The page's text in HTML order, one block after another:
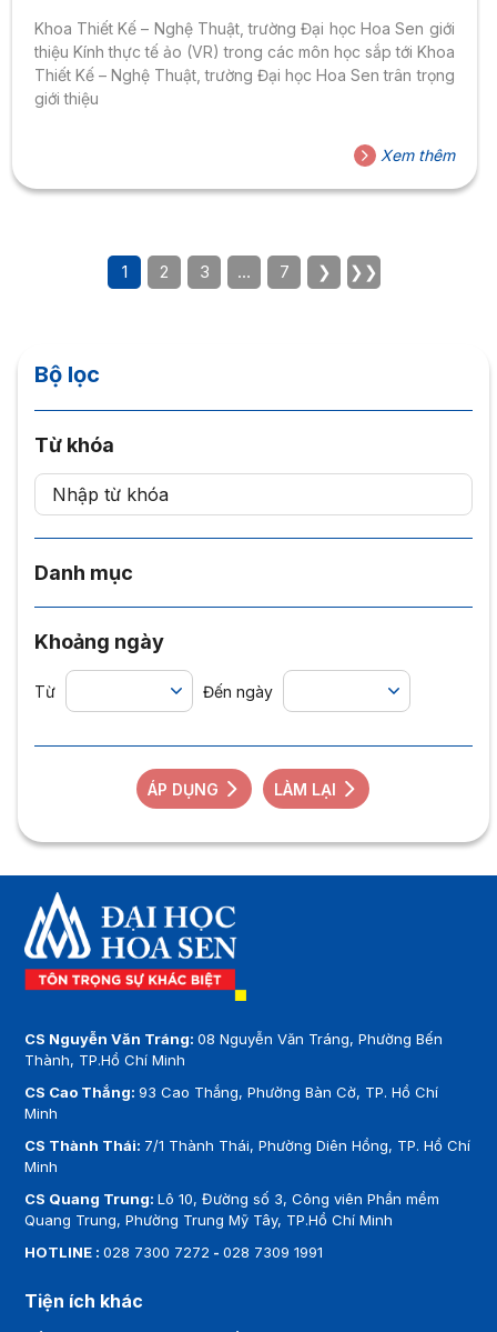
Khoa Thiết Kế – Nghệ Thuật, trường Đại học Hoa Sen giới
thiệu Kính thực tế ảo (VR) trong các môn học sắp tới Khoa
Thiết Kế – Nghệ Thuật, trường Đại học Hoa Sen trân trọng
giới thiệu
Xem thêm
1 2 3 … 7 ❯ ❯❯
Bộ lọc
Từ khóa
Danh mục
Khoảng ngày
Từ Đến ngày
ÁP DỤNG LÀM LẠI
CS Nguyễn Văn Tráng:08 Nguyễn Văn Tráng, Phường Bến
Thành, TP.Hồ Chí Minh
CS Cao Thắng:93 Cao Thắng, Phường Bàn Cờ, TP. Hồ Chí
Minh
CS Thành Thái: 7/1 Thành Thái, Phường Diên Hồng, TP. Hồ Chí
Minh
CS Quang Trung:Lô 10, Đường số 3, Công viên Phần mềm
Quang Trung, Phường Trung Mỹ Tây, TP.Hồ Chí Minh
HOTLINE :028 7300 7272 -028 7309 1991
Tiện ích khác